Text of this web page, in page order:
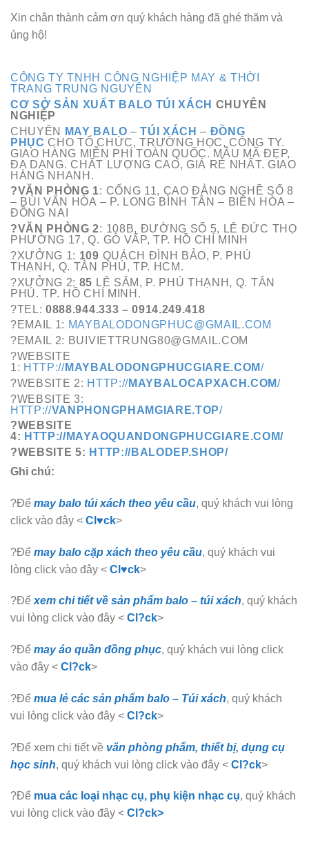
Xin chân thành cảm ơn quý khách hàng đã ghé thăm và
ủng hộ!
CÔNG TY TNHH CÔNG NGHIỆP MAY & THỜI
TRANG TRUNG NGUYÊN
CƠ SỞ SẢN XUẤT BALO TÚI XÁCH CHUYÊN
NGHIỆP
CHUYÊN
MAY BALO –TÚI XÁCH – ĐỒNG
PHỤC CHO TỔ CHỨC, TRƯỜNG HỌC, CÔNG TY.
GIAO HÀNG MIỄN PHÍ TOÀN QUỐC. MẪU MÃ ĐẸP,
ĐA DẠNG. CHẤT LƯỢNG CAO, GIÁ RẺ NHẤT. GIAO
HÀNG NHANH.
?VĂN PHÒNG 1: CỔNG 11, CAO ĐẲNG NGHỀ SỐ 8
– BÙI VĂN HÒA – P. LONG BÌNH TÂN – BIÊN HÒA –
ĐỒNG NAI
?VĂN PHÒNG 2: 108B, ĐƯỜNG SỐ 5, LÊ ĐỨC THỌ
PHƯỜNG 17, Q. GÒ VẤP, TP. HỒ CHÍ MINH
?XƯỞNG 1: 109 QUÁCH ĐÌNH BẢO, P. PHÚ
THẠNH, Q. TÂN PHÚ, TP. HCM.
?XƯỞNG 2: 85 LÊ SÂM, P. PHÚ THẠNH, Q. TÂN
PHÚ. TP. HỒ CHÍ MINH.
?TEL:0888.944.333 – 0914.249.418
?EMAIL 1: MAYBALODONGPHUC@GMAIL.COM
?EMAIL 2: BUIVIETTRUNG80@GMAIL.COM
?WEBSITE
1: HTTP://MAYBALODONGPHUCGIARE.COM/
?WEBSITE 2: HTTP://MAYBALOCAPXACH.COM/
?WEBSITE 3:
HTTP://VANPHONGPHAMGIARE.TOP/
?WEBSITE
4: HTTP://MAYAOQUANDONGPHUCGIARE.COM/
?WEBSITE 5: HTTP://BALODEP.SHOP/
Ghi chú:
?Để may balo túi xách theo yêu cầu, quý khách vui lòng
click vào đây < Cl♥ck>
?Để may balo cặp xách theo yêu cầu, quý khách vui
lòng click vào đây < Cl♥ck>
?Để xem chi tiết về sản phẩm balo – túi xách, quý khách
vui lòng click vào đây < Cl?ck>
?Để may áo quần đồng phục, quý khách vui lòng click
vào đây < Cl?ck>
?Để mua lẻ các sản phẩm balo – Túi xách, quý khách
vui lòng click vào đây < Cl?ck>
?Để xem chi tiết về văn phòng phẩm, thiết bị, dụng cụ
học sinh, quý khách vui lòng click vào đây < Cl?ck>
?Để mua các loại nhạc cụ, phụ kiện nhạc cụ, quý khách
vui lòng click vào đây < Cl?ck>